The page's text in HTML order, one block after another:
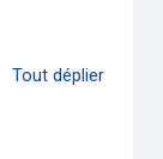
des cours
Tout déplier